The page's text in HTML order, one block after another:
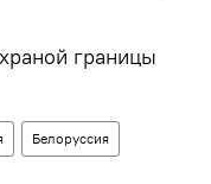
границы
Белоруссия